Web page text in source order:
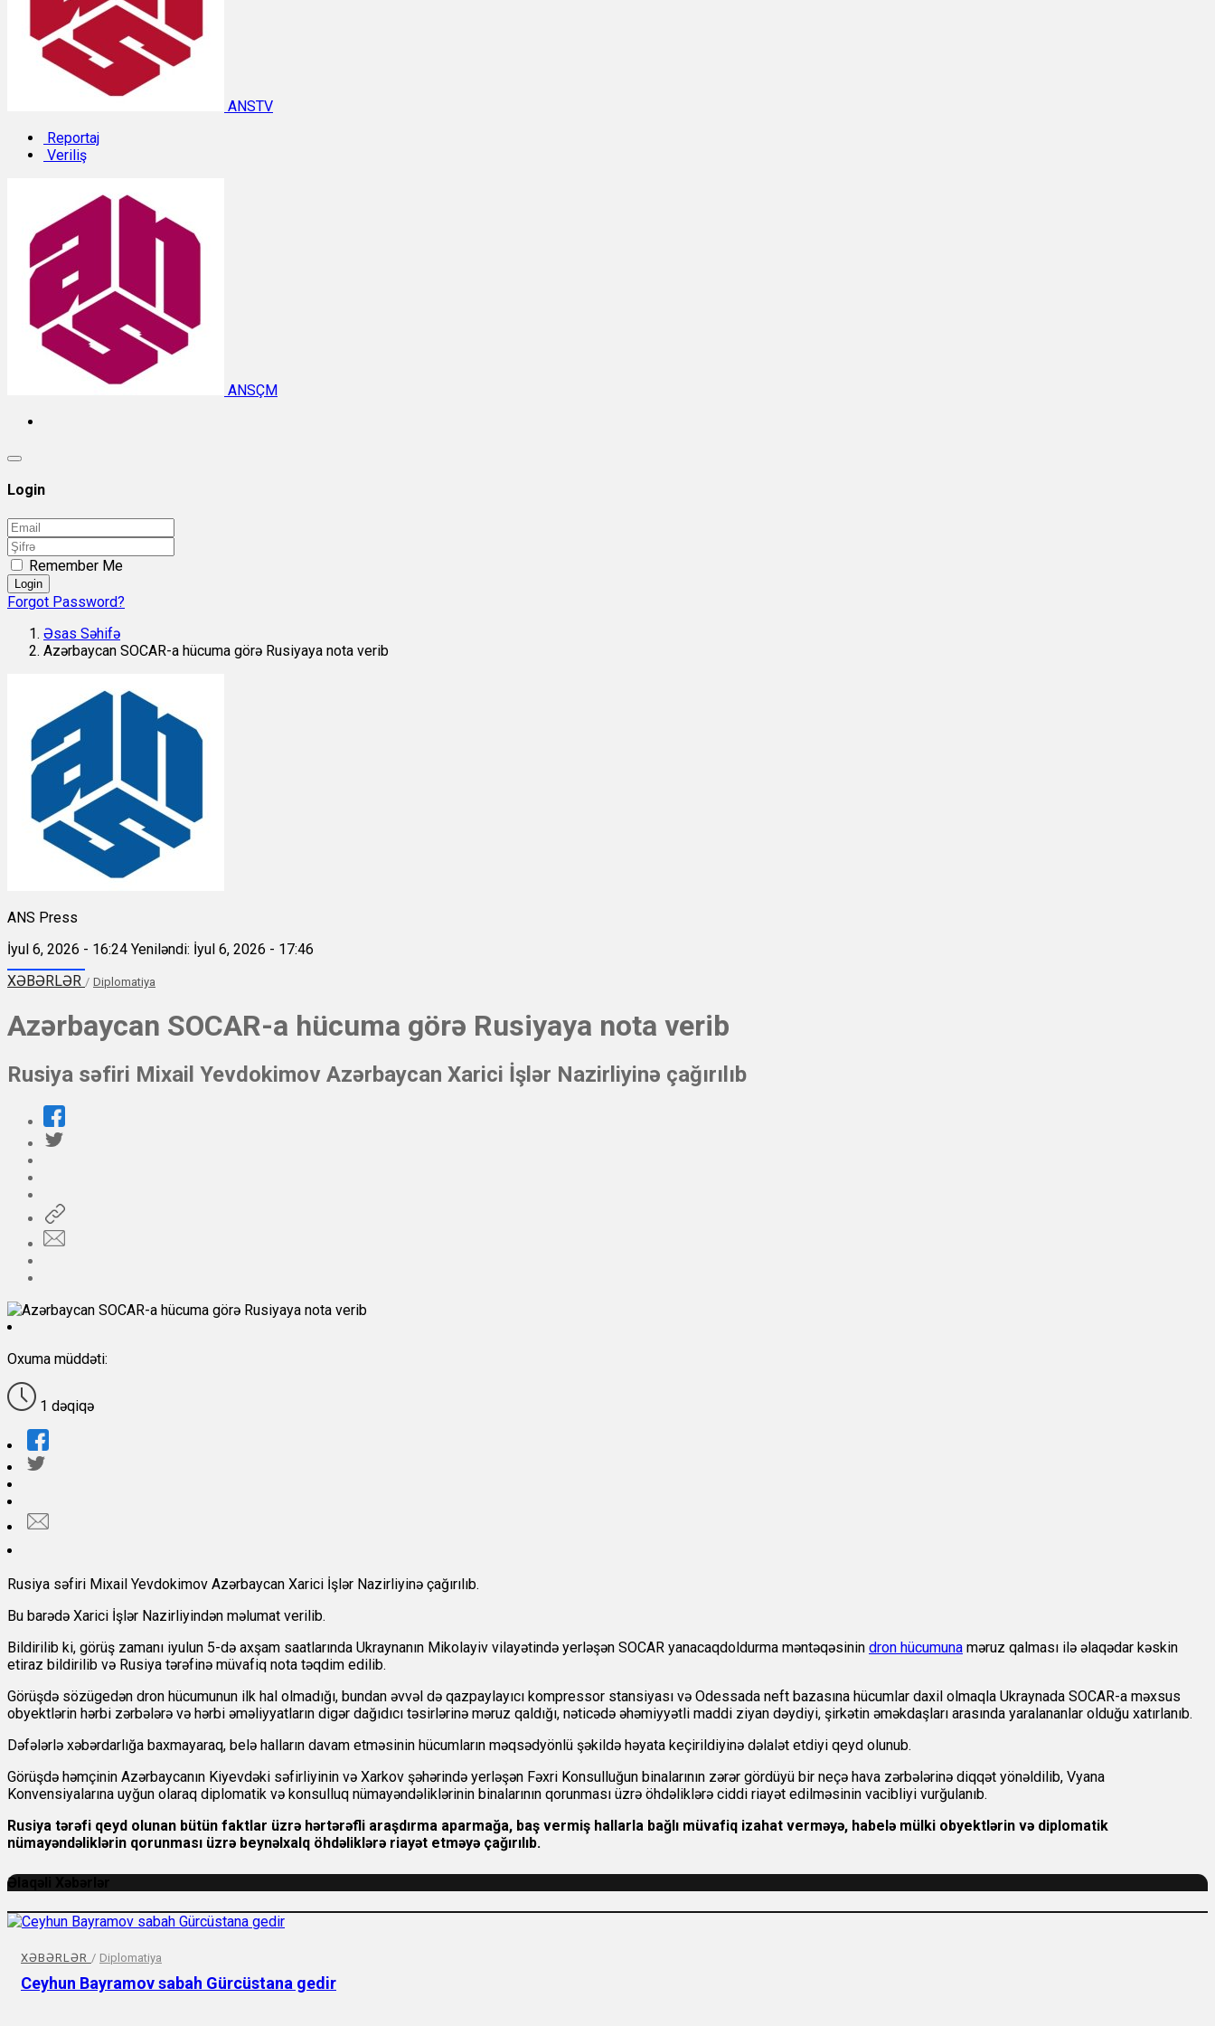
ANSTV
Reportaj
Veriliş
ANSÇM
Login
Remember Me
Login
Forgot Password?
Əsas Səhifə
Azərbaycan SOCAR-a hücuma görə Rusiyaya nota verib
ANS Press
İyul 6, 2026 - 16:24 Yeniləndi: İyul 6, 2026 - 17:46
XƏBƏRLƏR / Diplomatiya
Azərbaycan SOCAR-a hücuma görə Rusiyaya nota verib
Rusiya səfiri Mixail Yevdokimov Azərbaycan Xarici İşlər Nazirliyinə çağırılıb
Oxuma müddəti:
1 dəqiqə
Rusiya səfiri Mixail Yevdokimov Azərbaycan Xarici İşlər Nazirliyinə çağırılıb.
Bu barədə Xarici İşlər Nazirliyindən məlumat verilib.
Bildirilib ki, görüş zamanı iyulun 5-də axşam saatlarında Ukraynanın Mikolayiv vilayətində yerləşən SOCAR yanacaqdoldurma məntəqəsinin dron hücumuna məruz qalması ilə əlaqədar kəskin
etiraz bildirilib və Rusiya tərəfinə müvafiq nota təqdim edilib.
Görüşdə sözügedən dron hücumunun ilk hal olmadığı, bundan əvvəl də qazpaylayıcı kompressor stansiyası və Odessada neft bazasına hücumlar daxil olmaqla Ukraynada SOCAR-a məxsus
obyektlərin hərbi zərbələrə və hərbi əməliyyatların digər dağıdıcı təsirlərinə məruz qaldığı, nəticədə əhəmiyyətli maddi ziyan dəydiyi, şirkətin əməkdaşları arasında yaralananlar olduğu xatırlanıb.
Dəfələrlə xəbərdarlığa baxmayaraq, belə halların davam etməsinin hücumların məqsədyönlü şəkildə həyata keçirildiyinə dəlalət etdiyi qeyd olunub.
Görüşdə həmçinin Azərbaycanın Kiyevdəki səfirliyinin və Xarkov şəhərində yerləşən Fəxri Konsulluğun binalarının zərər gördüyü bir neçə hava zərbələrinə diqqət yönəldilib, Vyana
Konvensiyalarına uyğun olaraq diplomatik və konsulluq nümayəndəliklərinin binalarının qorunması üzrə öhdəliklərə ciddi riayət edilməsinin vacibliyi vurğulanıb.
Rusiya tərəfi qeyd olunan bütün faktlar üzrə hərtərəfli araşdırma aparmağa, baş vermiş hallarla bağlı müvafiq izahat verməyə, habelə mülki obyektlərin və diplomatik
nümayəndəliklərin qorunması üzrə beynəlxalq öhdəliklərə riayət etməyə çağırılıb.
Əlaqəli Xəbərlər
XƏBƏRLƏR / Diplomatiya
Ceyhun Bayramov sabah Gürcüstana gedir